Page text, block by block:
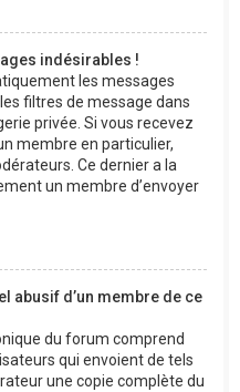
indésirables !
les messages
filtres de message dans
privée. Si vous recevez
membre en particulier,
Ce dernier a la
un membre d’envoyer
abusif d’un membre de ce
du forum comprend
qui envoient de tels
une copie complète du